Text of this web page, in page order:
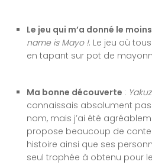
Le jeu qui m’a donné le
name is Mayo !. Le jeu où
en tapant sur pot de
Ma bonne découverte :
connaissais absolument
nom, mais j’ai été
propose beaucoup de
histoire ainsi que ses
seul trophée à obtenu pour